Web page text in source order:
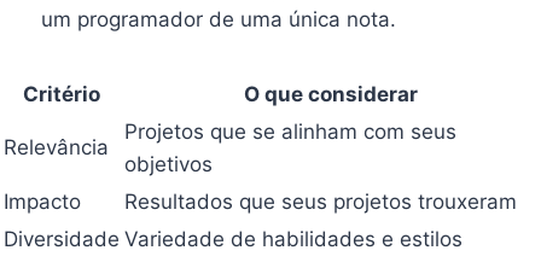
um programador de uma única nota.
Critério O que considerar
Relevância
Projetos que se alinham com seus
objetivos
Impacto
Resultados que seus projetos trouxeram
Diversidade Variedade de habilidades e estilos